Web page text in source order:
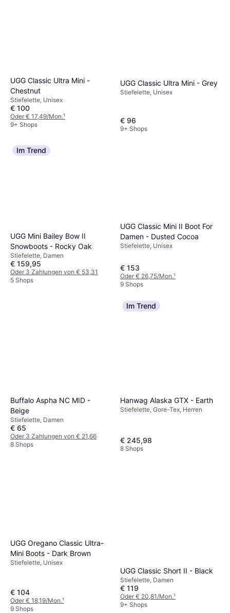
UGG Classic Ultra Mini -
Chestnut
Stiefelette, Unisex
€ 100
Oder € 17,49/Mon.¹
9+ Shops
UGG Classic Ultra Mini - Grey
Stiefelette, Unisex
€ 96
9+ Shops
Im Trend
UGG Mini Bailey Bow II
Snowboots - Rocky Oak
Stiefelette, Damen
€ 159,95
Oder 3 Zahlungen von € 53,31
5 Shops
UGG Classic Mini II Boot For
Damen - Dusted Cocoa
Stiefelette, Unisex
€ 153
Oder € 26,75/Mon.¹
9 Shops
Buffalo Aspha NC MID -
Beige
Stiefelette, Damen
€ 65
Oder 3 Zahlungen von € 21,66
8 Shops
Im Trend
Hanwag Alaska GTX - Earth
Stiefelette, Gore-Tex, Herren
€ 245,98
8 Shops
UGG Oregano Classic Ultra-
Mini Boots - Dark Brown
Stiefelette, Unisex
€ 104
Oder € 18,19/Mon.¹
9 Shops
UGG Classic Short II - Black
Stiefelette, Damen
€ 119
Oder € 20,81/Mon.¹
9+ Shops